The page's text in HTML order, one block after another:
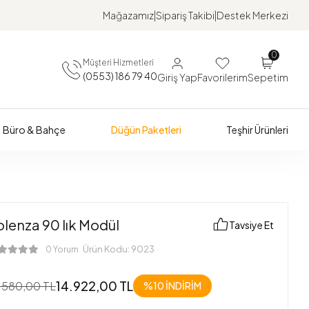
MağazamızSipariş Takibi Destek Merkezi
Müşteri Hizmetleri
(0553) 186 79 40Giriş YapFavorilerim
0
Sepetim
Büro & Bahçe Düğün Paketleri Teşhir Ürünleri
90 lık Modül
0 Yorum Ürün Kodu: 9023
Tavsiye Et
TL14.922,00 TL %10 İNDİRİM